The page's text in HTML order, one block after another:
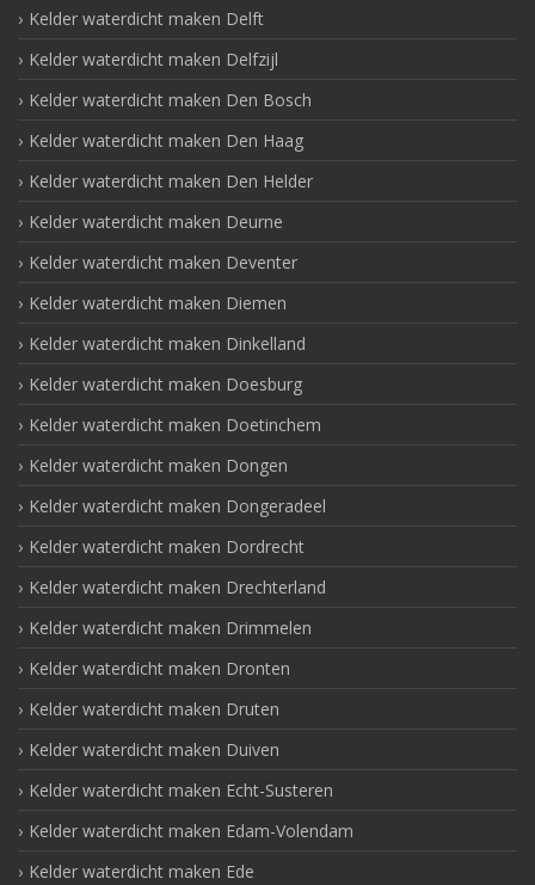
Kelder waterdicht maken Delft
Kelder waterdicht maken Delfzijl
Kelder waterdicht maken Den Bosch
Kelder waterdicht maken Den Haag
Kelder waterdicht maken Den Helder
Kelder waterdicht maken Deurne
Kelder waterdicht maken Deventer
Kelder waterdicht maken Diemen
Kelder waterdicht maken Dinkelland
Kelder waterdicht maken Doesburg
Kelder waterdicht maken Doetinchem
Kelder waterdicht maken Dongen
Kelder waterdicht maken Dongeradeel
Kelder waterdicht maken Dordrecht
Kelder waterdicht maken Drechterland
Kelder waterdicht maken Drimmelen
Kelder waterdicht maken Dronten
Kelder waterdicht maken Druten
Kelder waterdicht maken Duiven
Kelder waterdicht maken Echt-Susteren
Kelder waterdicht maken Edam-Volendam
Kelder waterdicht maken Ede